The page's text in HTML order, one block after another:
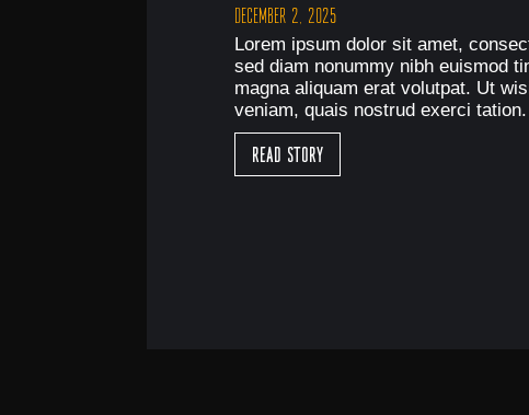
December 2, 2025
Lorem ipsum dolor sit amet,
sed diam nonummy nibh euismod
magna aliquam erat volutpat. Ut
veniam, quais nostrud exerci tation.
Read Story